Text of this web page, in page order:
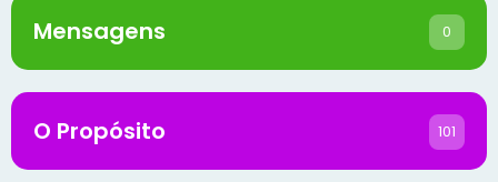
Mensagens 0
O Propósito 101